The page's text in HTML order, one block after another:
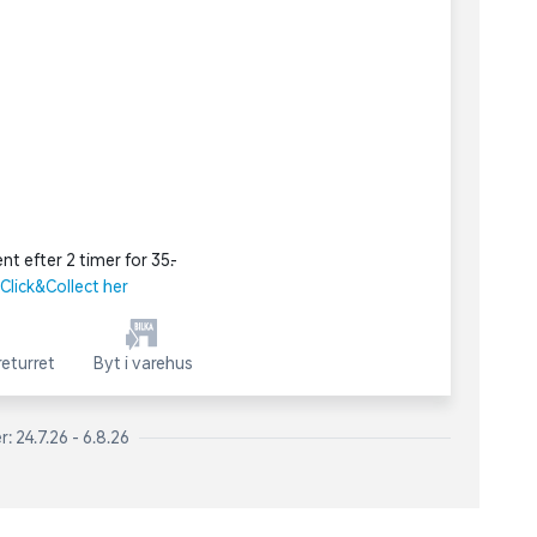
efter 2 timer for 35,-
her
Byt i varehus
24.7.26 - 6.8.26